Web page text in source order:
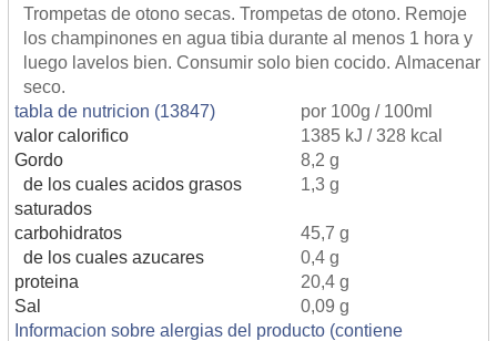
Trompetas de otono secas. Trompetas de otono. Remoje
los champinones en agua tibia durante al menos 1 hora y
luego lavelos bien. Consumir solo bien cocido. Almacenar
seco.
tabla de nutricion (13847)
por 100g / 100ml
valor calorifico
1385 kJ / 328 kcal
Gordo
8,2 g
de los cuales acidos grasos
saturados
1,3 g
carbohidratos
45,7 g
de los cuales azucares
0,4 g
proteina
20,4 g
Sal
0,09 g
Informacion sobre alergias del producto (contiene